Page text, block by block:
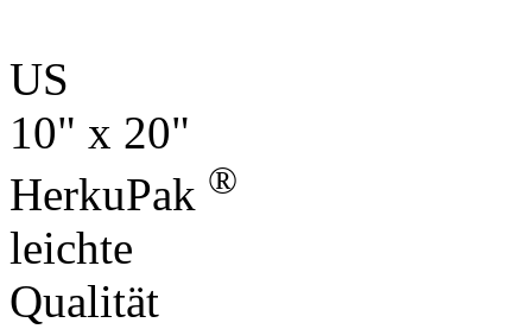
US
10" x 20"
HerkuPak ®
leichte
Qualität